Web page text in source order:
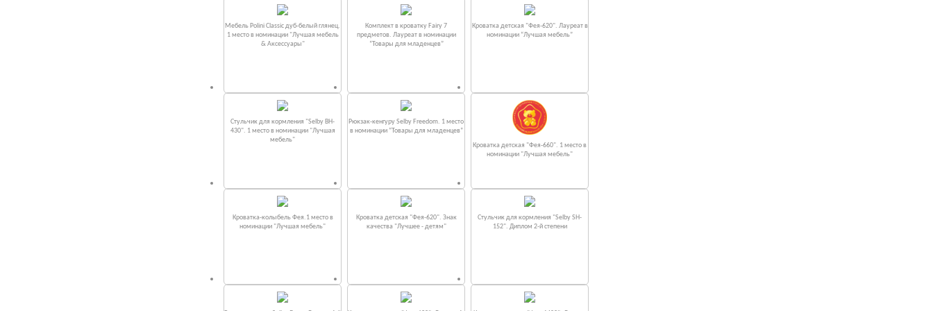
Мебель Polini Classic дуб-белый глянец.
1 место в номинации "Лучшая мебель
& Аксессуары"
Комплект в кроватку Fаiry 7
предметов. Лауреат в номинации
“Товары для младенцев”
Кроватка детская "Фея-620". Лауреат в
номинации “Лучшая мебель”
Стульчик для кормления "Selby BH-
430". 1 место в номинации "Лучшая
мебель"
Рюкзак-кенгуру Selby Freedom. 1 место
в номинации “Товары для младенцев”
Кроватка детская "Фея-660". 1 место в
номинации "Лучшая мебель"
Кроватка-колыбель Фея.1 место в
номинации "Лучшая мебель"
Кроватка детская "Фея-620". Знак
качества "Лучшее - детям"
Стульчик для кормления "Selby SH-
152". Диплом 2-й степени